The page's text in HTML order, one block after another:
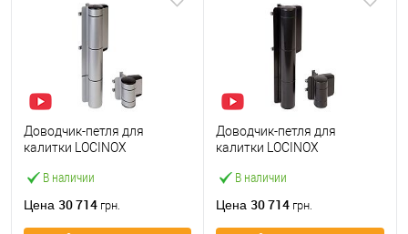
В наличии
Доводчик-петля для
калитки LOCINOX
Цена 30 714 грн.
В наличии
Доводчик-петля для
калитки LOCINOX
Цена 30 714 грн.